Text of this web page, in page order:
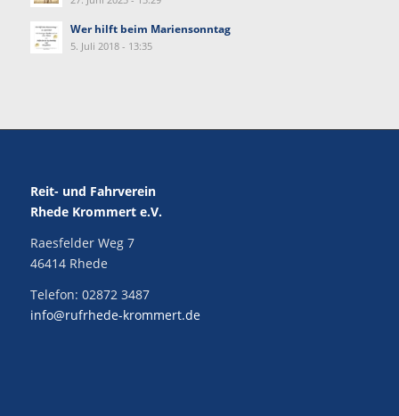
Wer hilft beim Mariensonntag
5. Juli 2018 - 13:35
Reit- und Fahrverein
Rhede Krommert e.V.
Raesfelder Weg 7
46414 Rhede
Telefon: 02872 3487
info@rufrhede-krommert.de